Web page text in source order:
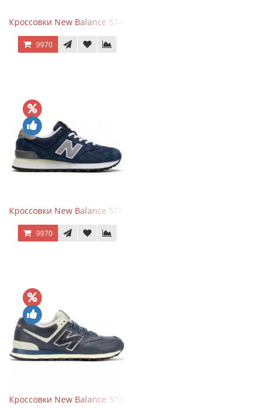
Кроссовки New Balance 574 Power Beige Pink
9970
Кроссовки New Balance 574 Classic Blue Grey
9970
Кроссовки New Balance 574 Classic Blue White Leather